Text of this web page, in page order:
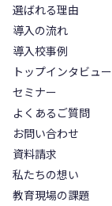
選ばれる理由
導入の流れ
導入校事例
トップインタビュー
セミナー
よくあるご質問
お問い合わせ
資料請求
私たちの想い
教育現場の課題